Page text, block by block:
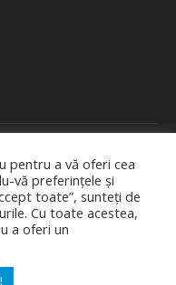
pentru a vă oferi cea
vă preferințele și
toate”, sunteți de
Cu toate acestea,
a oferi un